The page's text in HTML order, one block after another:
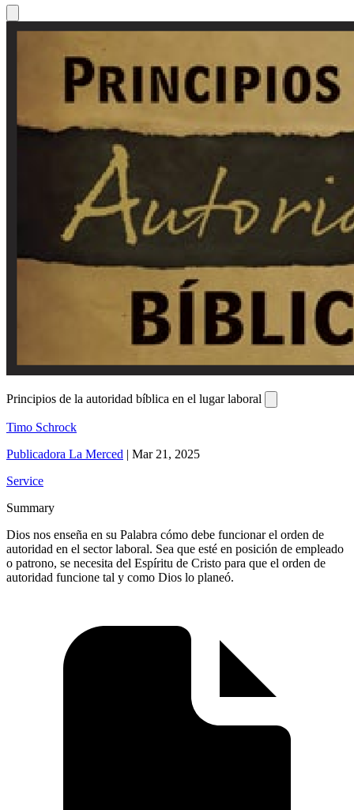
Principios de la autoridad bíblica en el lugar laboral
Timo Schrock
Publicadora La Merced | Mar 21, 2025
Service
Summary
Dios nos enseña en su Palabra cómo debe funcionar el orden de
autoridad en el sector laboral. Sea que esté en posición de empleado
o patrono, se necesita del Espíritu de Cristo para que el orden de
autoridad funcione tal y como Dios lo planeó.